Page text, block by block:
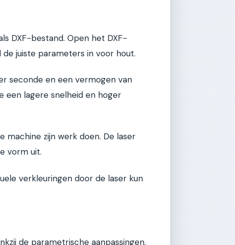
DXF-bestand. Open het DXF-
juiste parameters in voor hout.
seconde en een vermogen van
een lagere snelheid en hoger
machine zijn werk doen. De laser
vorm uit.
verkleuringen door de laser kun
de parametrische aanpassingen.